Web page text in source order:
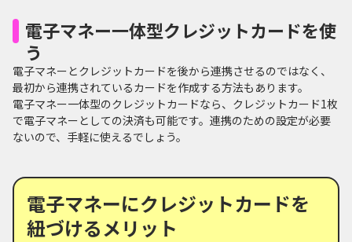
電子マネー一体型クレジットカードを使
う
電子マネーとクレジットカードを後から連携させるのではなく、
最初から連携されているカードを作成する方法もあります。
電子マネー一体型のクレジットカードなら、クレジットカード1枚
で電子マネーとしての決済も可能です。連携のための設定が必要
ないので、手軽に使えるでしょう。
電子マネーにクレジットカードを
紐づけるメリット